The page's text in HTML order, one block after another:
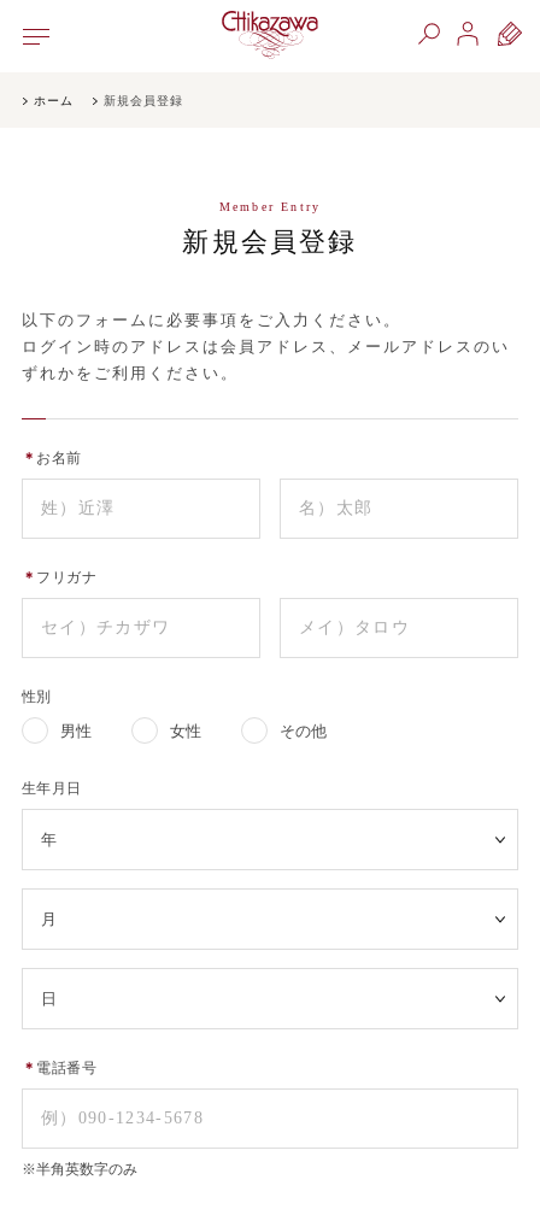
ホーム 新規会員登録
Member Entry
新規会員登録
以下のフォームに必要事項をご入力ください。
ログイン時のアドレスは会員アドレス、メールアドレスのい
ずれかをご利用ください。
＊ お名前
＊ フリガナ
性別
男性 女性 その他
生年月日
＊ 電話番号
※半角英数字のみ